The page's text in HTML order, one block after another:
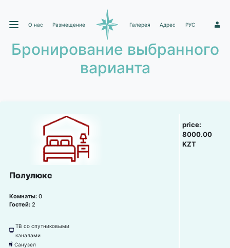
О нас Размещение Галерея Адрес РУС 1
Бронирование выбранного
варианта
Полулюкс
Комнаты: 0
Гостей: 2
넎
ТВ со спутниковыми
каналами
댃 Санузел
price:
8000.00
KZT